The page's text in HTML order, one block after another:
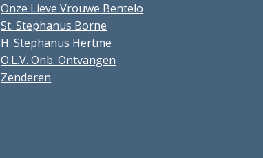
Onze Lieve Vrouwe Bentelo
St. Stephanus Borne
H. Stephanus Hertme
O.L.V. Onb. Ontvangen
Zenderen